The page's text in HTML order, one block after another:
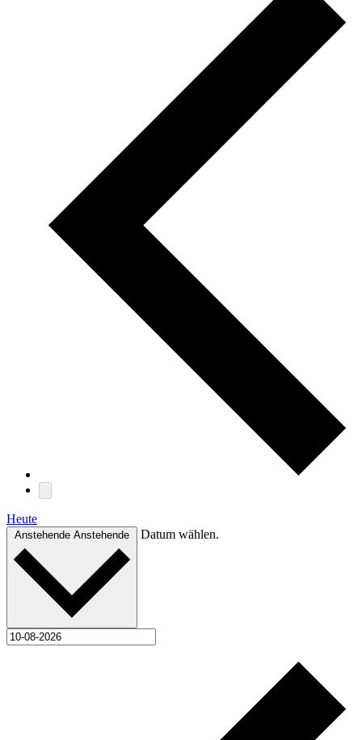
Heute
Anstehende Anstehende Datum wählen.